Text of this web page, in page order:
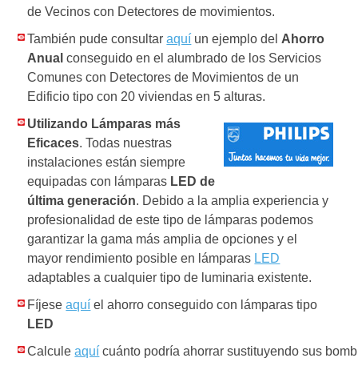
de Vecinos con Detectores de movimientos.
También pude consultaraquí un ejemplo del Ahorro
Anual conseguido en el alumbrado de los Servicios
Comunes con Detectores de Movimientos de un
Edificio tipo con 20 viviendas en 5 alturas.
Utilizando Lámparas más
Eficaces. Todas nuestras
instalaciones están siempre
equipadas con lámparas LED de
última generación. Debido a la amplia experiencia y
profesionalidad de este tipo de lámparas podemos
garantizar la gama más amplia de opciones y el
mayor rendimiento posible en lámparas LED
adaptables a cualquier tipo de luminaria existente.
Fíjeseaquí el ahorro conseguido con lámparas tipo
LED
Calculeaquí cuánto podría ahorrar sustituyendo sus